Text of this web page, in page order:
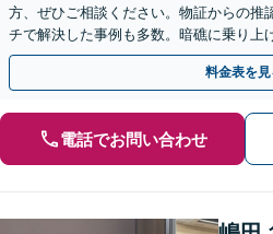
方、ぜひご相談ください。物証からの推
チで解決した事例も多数。暗礁に乗り上
ご相談を【丸太町駅5分】【完全個室】
料金表を見
電話でお問い合わせ